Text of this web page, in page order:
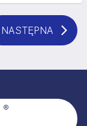
NASTĘPNA